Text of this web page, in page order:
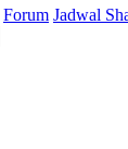
Forum Jadwal